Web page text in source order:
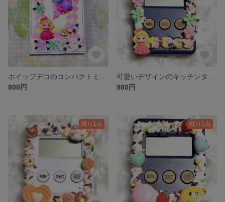
800円
980円
残り1点 残り1点